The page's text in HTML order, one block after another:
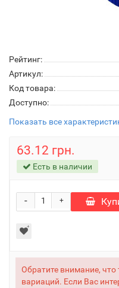
Рейтинг:
Артикул:
Код товара:
Доступно:
Показать все
63.12 грн.
Есть в наличии
+
-
Обратите внимание,
вариаций. Если Вас